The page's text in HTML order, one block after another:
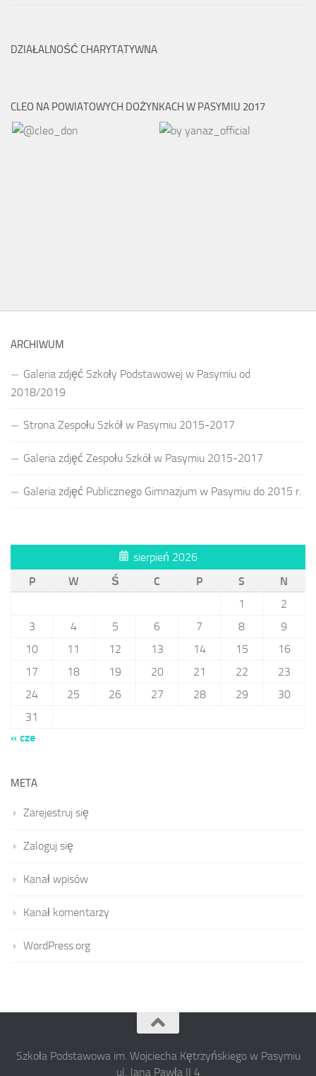
DZIAŁALNOŚĆ CHARYTATYWNA
CLEO NA POWIATOWYCH DOŻYNKACH W PASYMIU 2017
ARCHIWUM
Galeria zdjęć Szkoły Podstawowej w Pasymiu od
2018/2019
Strona Zespołu Szkół w Pasymiu 2015-2017
Galeria zdjęć Zespołu Szkół w Pasymiu 2015-2017
Galeria zdjęć Publicznego Gimnazjum w Pasymiu do 2015 r.
sierpień 2026
P
W Ś C P S
N
1
2
3
4 5 6 7 8
9
10
11 12 13 14 15
16
17
18 19 20 21 22
23
24
25 26 27 28 29
30
31
« cze
META
Zarejestruj się
Zaloguj się
Kanał wpisów
Kanał komentarzy
WordPress.org
Szkoła Podstawowa im. Wojciecha Kętrzyńskiego w Pasymiu
ul. Jana Pawła II 4